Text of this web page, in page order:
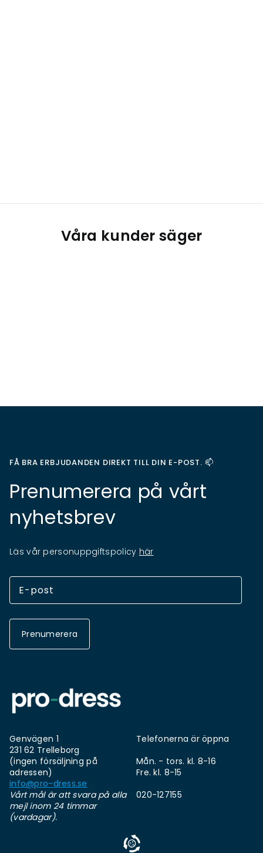
Våra kunder säger
FÅ BRA ERBJUDANDEN DIREKT TILL DIN E-POST. 📫
Prenumerera på vårt
nyhetsbrev
Läs vår personuppgiftspolicy här
Prenumerera
Genvägen 1
231 62 Trelleborg
(ingen försäljning på
adressen)
info@pro-dress.se
Vårt mål är att svara på alla
mejl inom 24 timmar
(vardagar).
Telefonerna är öppna
Mån. - tors. kl. 8-16
Fre. kl. 8-15
020-127155